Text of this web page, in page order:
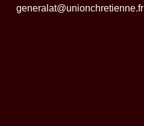
generalat@unionchretienne.fr